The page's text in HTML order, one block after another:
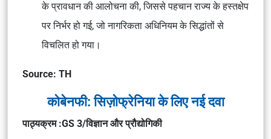
के प्रावधान की आलोचना की, जिससे पहचान राज्य के हस्तक्षेप
पर निर्भर हो गई, जो नागरिकता अधिनियम के सिद्धांतों से
विचलित हो गया।
Source: TH
कोबेनफी: सिज़ोफ्रेनिया के लिए नई दवा
पाठ्यक्रम :GS 3/विज्ञान और प्रौद्योगिकी